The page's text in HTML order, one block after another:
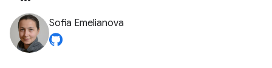
Sofia Emelianova